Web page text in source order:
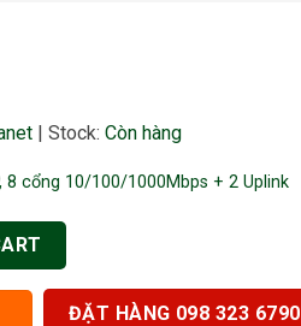
| Stock: Còn hàng
8 cổng 10/100/1000Mbps + 2 Uplink
ĐẶT HÀNG 098 323 6790